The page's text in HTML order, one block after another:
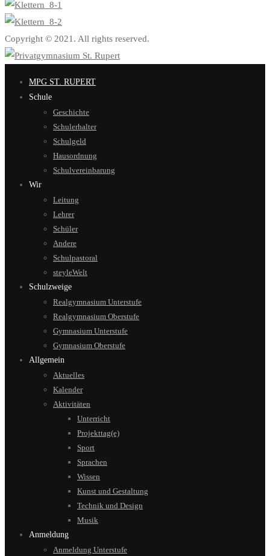
Copyright © 2021. All rights reserved.
MPG ST. RUPERT
Schule
Geschichte
Schulerhalter
Schulgeld
Hausordnung
Schulvereinbarung
Wir
Leitung
Lehrer
Schüler
Andere
Schulpastoral
steyleWelt
Schulzweige
Realgymnasium Unterstufe
Realgymnasium Oberstufe
Gymnasium Unterstufe
Gymnasium Oberstufe
Allgemein
Aktuelles
Kalender
Aktivitäten
Unterricht
Projekttag(e)
Sport
Sprachen
Wissen
Kunst und Gestaltung
Technik und Design
Musik
Anmeldung
Anmeldung Unterstufe